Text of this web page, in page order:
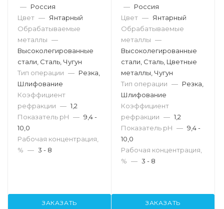
— Россия
Цвет — Янтарный
Обрабатываемые
металлы —
Высоколегированные
стали, Сталь, Чугун
Тип операции — Резка,
Шлифование
Коэффициент
рефракции — 1,2
Показатель pH — 9,4 -
10,0
Рабочая концентрация,
% — 3 - 8
ЗАКАЗАТЬ
— Россия
Цвет — Янтарный
Обрабатываемые
металлы —
Высоколегированные
стали, Сталь, Цветные
металлы, Чугун
Тип операции — Резка,
Шлифование
Коэффициент
рефракции — 1,2
Показатель pH — 9,4 -
10,0
Рабочая концентрация,
% — 3 - 8
ЗАКАЗАТЬ